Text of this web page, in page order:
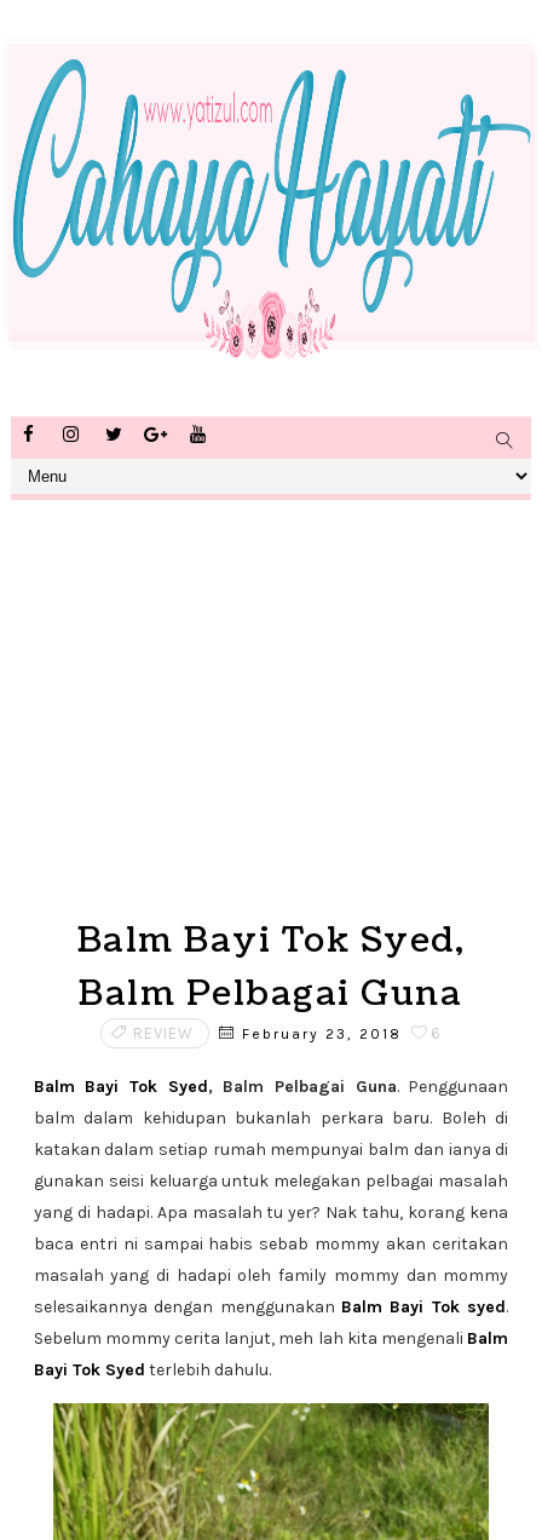
Balm Bayi Tok Syed,
Balm Pelbagai Guna
REVIEW February 23, 2018 6
Balm Bayi Tok Syed, Balm Pelbagai Guna. Penggunaan
balm dalam kehidupan bukanlah perkara baru. Boleh di
katakan dalam setiap rumah mempunyai balm dan ianya di
gunakan seisi keluarga untuk melegakan pelbagai masalah
yang di hadapi. Apa masalah tu yer? Nak tahu, korang kena
baca entri ni sampai habis sebab mommy akan ceritakan
masalah yang di hadapi oleh family mommy dan mommy
selesaikannya dengan menggunakan Balm Bayi Tok syed.
Sebelum mommy cerita lanjut, meh lah kita mengenali Balm
Bayi Tok Syed terlebih dahulu.